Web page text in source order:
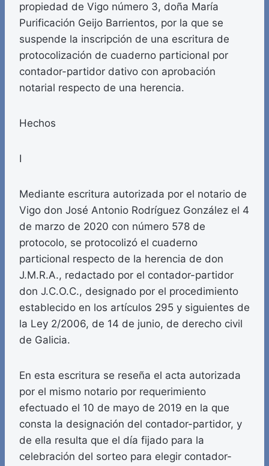
propiedad de Vigo número 3, doña María
Purificación Geijo Barrientos, por la que se
suspende la inscripción de una escritura de
protocolización de cuaderno particional por
contador-partidor dativo con aprobación
notarial respecto de una herencia.
Hechos
I
Mediante escritura autorizada por el notario de
Vigo don José Antonio Rodríguez González el 4
de marzo de 2020 con número 578 de
protocolo, se protocolizó el cuaderno
particional respecto de la herencia de don
J.M.R.A., redactado por el contador-partidor
don J.C.O.C., designado por el procedimiento
establecido en los artículos 295 y siguientes de
la Ley 2/2006, de 14 de junio, de derecho civil
de Galicia.
En esta escritura se reseña el acta autorizada
por el mismo notario por requerimiento
efectuado el 10 de mayo de 2019 en la que
consta la designación del contador-partidor, y
de ella resulta que el día fijado para la
celebración del sorteo para elegir contador-